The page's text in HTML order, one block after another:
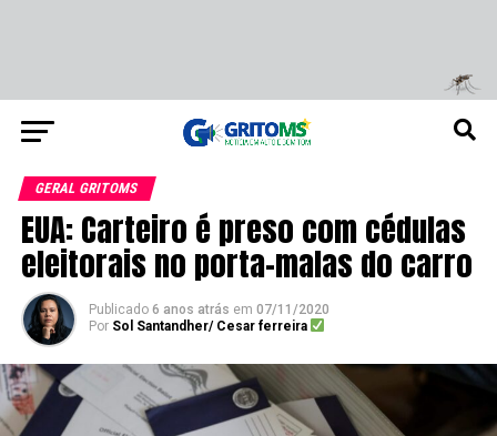
GERAL GRITOMS
EUA: Carteiro é preso com cédulas
eleitorais no porta-malas do carro
Publicado 6 anos atrás em 07/11/2020
Por Sol Santandher/ Cesar ferreira